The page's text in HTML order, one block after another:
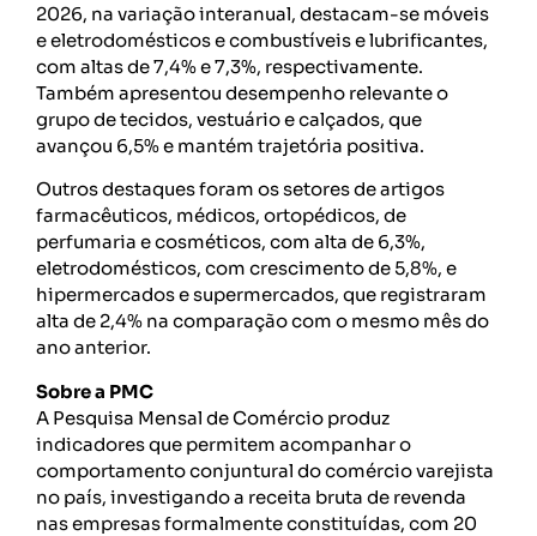
2026, na variação interanual, destacam-se móveis
e eletrodomésticos e combustíveis e lubrificantes,
com altas de 7,4% e 7,3%, respectivamente.
Também apresentou desempenho relevante o
grupo de tecidos, vestuário e calçados, que
avançou 6,5% e mantém trajetória positiva.
Outros destaques foram os setores de artigos
farmacêuticos, médicos, ortopédicos, de
perfumaria e cosméticos, com alta de 6,3%,
eletrodomésticos, com crescimento de 5,8%, e
hipermercados e supermercados, que registraram
alta de 2,4% na comparação com o mesmo mês do
ano anterior.
Sobre a PMC
A Pesquisa Mensal de Comércio produz
indicadores que permitem acompanhar o
comportamento conjuntural do comércio varejista
no país, investigando a receita bruta de revenda
nas empresas formalmente constituídas, com 20